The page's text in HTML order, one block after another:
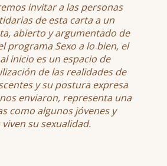
invitar a las personas
de esta carta a un
abierto y argumentado de
programa Sexo a lo bien, el
inicio es un espacio de
de las realidades de
y su postura expresa
enviaron, representa una
como algunos jóvenes y
su sexualidad.